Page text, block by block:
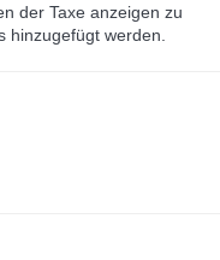
der Taxe anzeigen zu
hinzugefügt werden.